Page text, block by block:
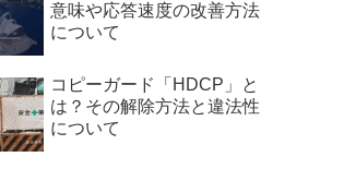
意味や応答速度の改善方法
について
コピーガード「HDCP」と
は？その解除方法と違法性
について